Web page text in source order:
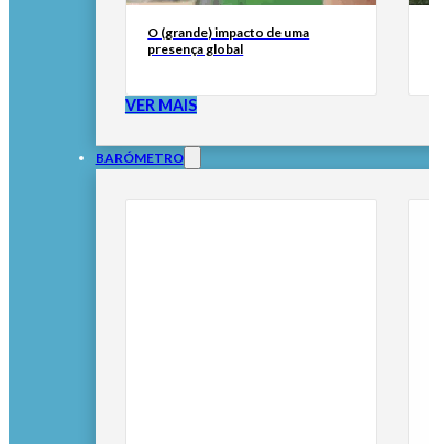
O (grande) impacto de uma
presença global
VER MAIS
BARÓMETRO